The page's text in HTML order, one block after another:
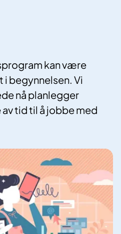
kan være
begynnelsen. Vi
nå planlegger
tid til å jobbe med